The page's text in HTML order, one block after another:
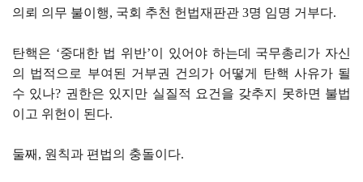
의뢰 의무 불이행, 국회 추천 헌법재판관 3명 임명 거부다.
탄핵은 ‘중대한 법 위반’이 있어야 하는데 국무총리가 자신
의 법적으로 부여된 거부권 건의가 어떻게 탄핵 사유가 될
수 있나? 권한은 있지만 실질적 요건을 갖추지 못하면 불법
이고 위헌이 된다.
둘째, 원칙과 편법의 충돌이다.